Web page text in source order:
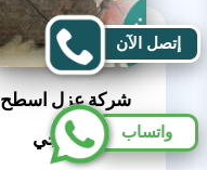
شركة عزل اسطح
بالخفجي
إتصل الآن
واتساب